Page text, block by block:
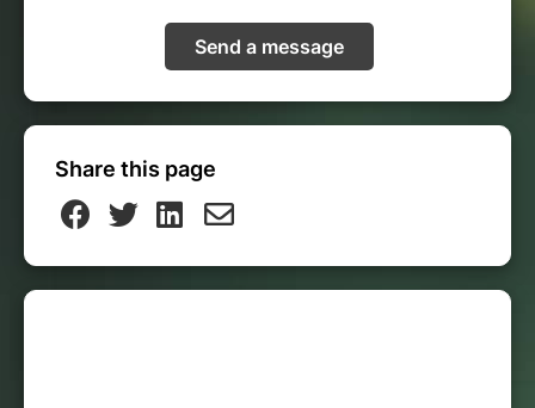
Send a message
Share this page